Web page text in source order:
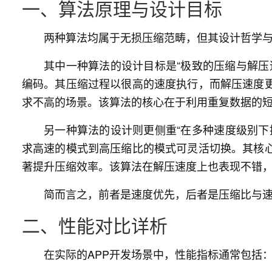
一、算法原理与设计目标
两种算法均属于无损压缩范畴，但其设计哲学
其中一种算法的设计目标是“极致的压缩与解
编码。其压缩过程以很高的速度执行，而解压速
求不高的场景。该算法的核心在于利用重复数据的
另一种算法的设计则更侧重“在多种速度级别
求高速的模式到高压缩比的模式可灵活切换。其
著提升压缩效率。该算法在解压速度上也表现不错
简而言之，前者是速度优先，后者是压缩比与
二、性能对比详析
在实际的APP开发场景中，性能指标通常包括